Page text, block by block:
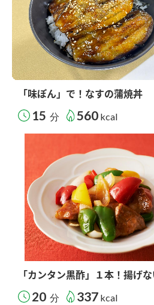
「味ぽん」で！なすの蒲焼丼
15 分 560 kcal
「カンタン黒酢」１本！揚げ
20 分 337 kcal